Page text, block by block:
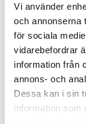
Vi använder
och annonserna
för sociala
vidarebefordrar
information från
annons- och
Dessa kan i sin
information som
Inom industrin är
högsta vikt,
stora. Kyla är ofta
Det kan vara
lagercentraler,
och isba­nor. Vi
typer av
och C02. Vi